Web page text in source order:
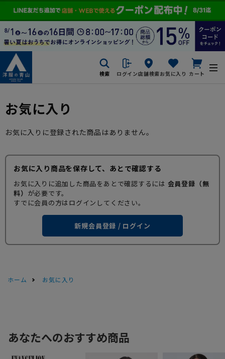
検索 ログイン店舗検索お気に入り カート
お気に入り
お気に入りに登録された商品はありません。
お気に入り商品を保存して、あとで確認する
お気に入りに追加した商品をあとで確認するには 会員登録（無
料） が必要です。
すでに会員の方はログインしてください。
新規会員登録 / ログイン
ホーム お気に入り